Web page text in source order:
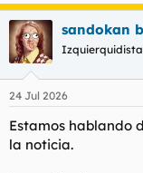
a
c
c
i
e
:
sandokan
24 Jul 2026
Estamos hablando
la noticia.